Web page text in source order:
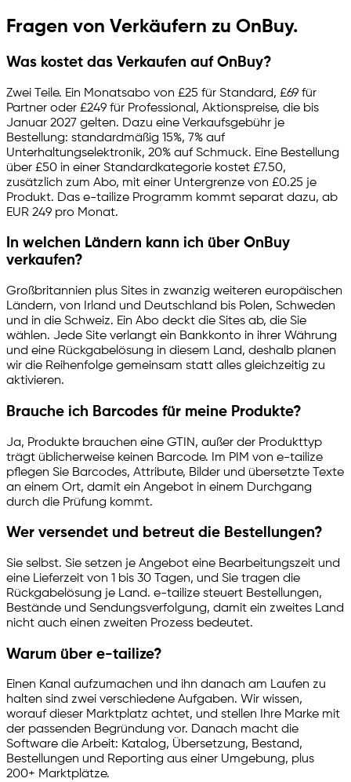
Fragen von Verkäufern zu OnBuy.
Was kostet das Verkaufen auf OnBuy?
Zwei Teile. Ein Monatsabo von £25 für Standard, £69 für
Partner oder £249 für Professional, Aktionspreise, die bis
Januar 2027 gelten. Dazu eine Verkaufsgebühr je
Bestellung: standardmäßig 15%, 7% auf
Unterhaltungselektronik, 20% auf Schmuck. Eine Bestellung
über £50 in einer Standardkategorie kostet £7.50,
zusätzlich zum Abo, mit einer Untergrenze von £0.25 je
Produkt. Das e-tailize Programm kommt separat dazu, ab
EUR 249 pro Monat.
In welchen Ländern kann ich über OnBuy
verkaufen?
Großbritannien plus Sites in zwanzig weiteren europäischen
Ländern, von Irland und Deutschland bis Polen, Schweden
und in die Schweiz. Ein Abo deckt die Sites ab, die Sie
wählen. Jede Site verlangt ein Bankkonto in ihrer Währung
und eine Rückgabelösung in diesem Land, deshalb planen
wir die Reihenfolge gemeinsam statt alles gleichzeitig zu
aktivieren.
Brauche ich Barcodes für meine Produkte?
Ja, Produkte brauchen eine GTIN, außer der Produkttyp
trägt üblicherweise keinen Barcode. Im PIM von e-tailize
pflegen Sie Barcodes, Attribute, Bilder und übersetzte Texte
an einem Ort, damit ein Angebot in einem Durchgang
durch die Prüfung kommt.
Wer versendet und betreut die Bestellungen?
Sie selbst. Sie setzen je Angebot eine Bearbeitungszeit und
eine Lieferzeit von 1 bis 30 Tagen, und Sie tragen die
Rückgabelösung je Land. e-tailize steuert Bestellungen,
Bestände und Sendungsverfolgung, damit ein zweites Land
nicht auch einen zweiten Prozess bedeutet.
Warum über e-tailize?
Einen Kanal aufzumachen und ihn danach am Laufen zu
halten sind zwei verschiedene Aufgaben. Wir wissen,
worauf dieser Marktplatz achtet, und stellen Ihre Marke mit
der passenden Begründung vor. Danach macht die
Software die Arbeit: Katalog, Übersetzung, Bestand,
Bestellungen und Reporting aus einer Umgebung, plus
200+ Marktplätze.